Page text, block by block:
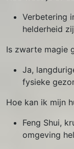
Verbetering
helderheid
Is zwarte magie
Ja,
fysieke
Hoe kan ik mijn
Feng Shui,
omgeving